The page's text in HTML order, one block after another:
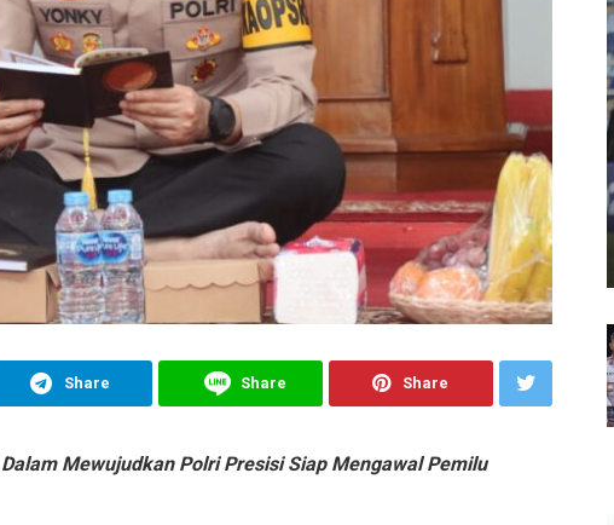
Share Share Share
Mewujudkan Polri Presisi Siap Mengawal Pemilu